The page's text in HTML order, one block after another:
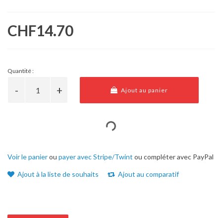
CHF14.70
Quantité :
Ajout au panier
Voir le panierou payer avec Stripe/Twint ou compléter avec PayPal
Ajout à la liste de souhaits Ajout au comparatif